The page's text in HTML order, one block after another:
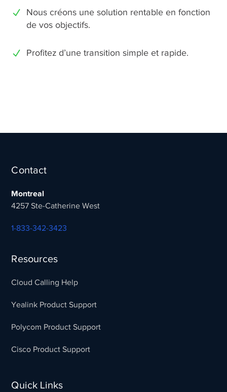
Nous créons une solution rentable en fonction
de vos objectifs.
Profitez d’une transition simple et rapide.
Contact
Montreal
4257 Ste-Catherine West
1-833-342-3423
Resources
Cloud Calling Help
Yealink Product Support
Polycom Product Support
Cisco Product Support
Quick Links